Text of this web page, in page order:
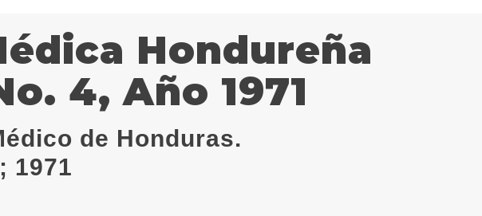
Hondureña
4, Año 1971
de Honduras.
1971